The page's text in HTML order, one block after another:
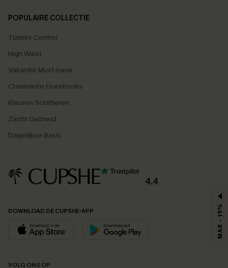
POPULAIRE COLLECTIE
Tummy Control
High Waist
Vakantie Must-have
Charmante Feestlooks
Kleuren Schitteren
Zacht Gebreid
Dagelijkse Basis
4.4
DOWNLOAD DE CUPSHE-APP
VOLG ONS OP
MAX - 15%